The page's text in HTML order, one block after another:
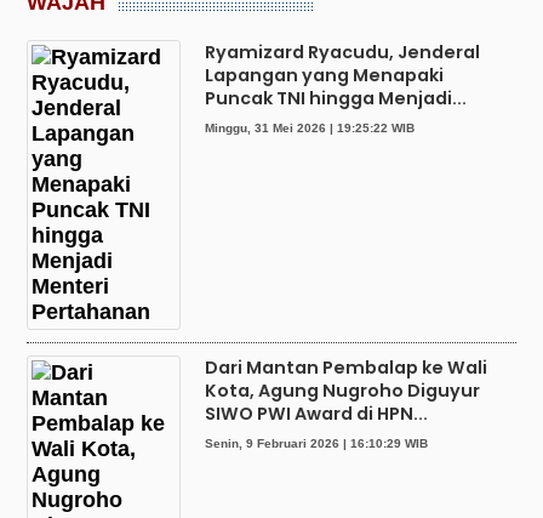
Ryamizard Ryacudu, Jenderal
Lapangan yang Menapaki
Puncak TNI hingga Menjadi...
Minggu, 31 Mei 2026 | 19:25:22 WIB
Dari Mantan Pembalap ke Wali
Kota, Agung Nugroho Diguyur
SIWO PWI Award di HPN...
Senin, 9 Februari 2026 | 16:10:29 WIB